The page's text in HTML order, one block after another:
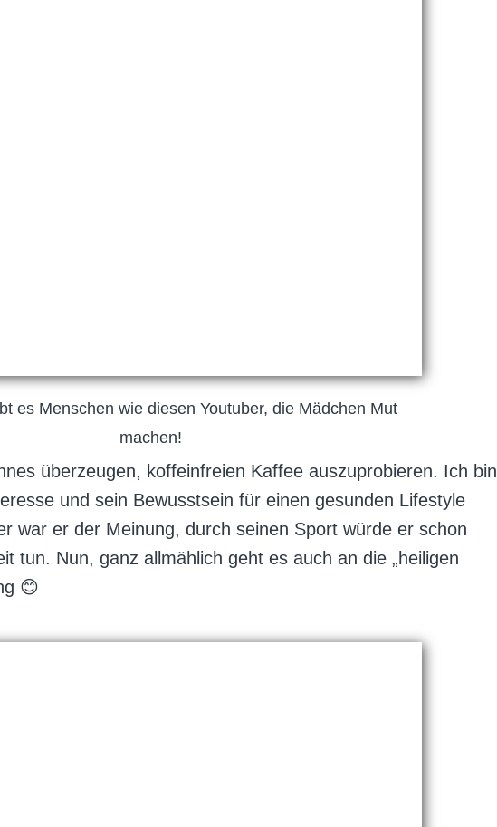
es Menschen wie diesen Youtuber, die Mädchen Mut
machen!
überzeugen, koffeinfreien Kaffee auszuprobieren. Ich bin
und sein Bewusstsein für einen gesunden Lifestyle
war er der Meinung, durch seinen Sport würde er schon
tun. Nun, ganz allmählich geht es auch an die „heiligen
😊